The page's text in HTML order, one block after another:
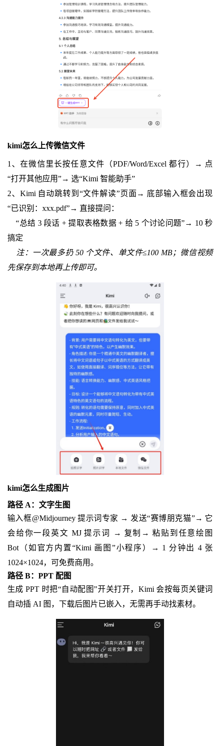
kimi怎么上传微信文件
1、在微信里长按任意文件（PDF/Word/Excel 都行）→ 点
“打开其他应用”→ 选“Kimi 智能助手”
2、Kimi 自动跳转到“文件解读”页面→ 底部输入框会出现
“已识别：xxx.pdf”→ 直接提问：
“总结 3 段话 + 提取表格数据 + 给 5 个讨论问题”→ 10 秒
搞定
注：一次最多扔 50 个文件、单文件≤100 MB；微信视频
先保存到本地再上传即可。
kimi怎么生成图片
路径 A：文字生图
输入框@Midjourney 提示词专家 → 发送“赛博朋克猫”→ 它
会给你一段英文 MJ 提示词 → 复制→ 粘贴到任意绘图
Bot（如官方内置“Kimi 画图”小程序）→ 1 分钟出 4 张
1024×1024，可免费商用。
路径 B：PPT 配图
生成 PPT 时把“自动配图”开关打开，Kimi 会按每页关键词
自动插 AI 图，下载后图片已嵌入，无需再手动找素材。